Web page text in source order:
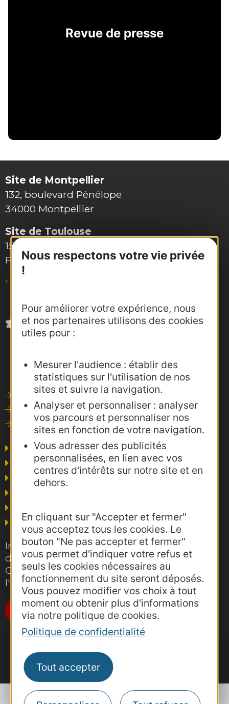
Nous respectons votre vie privée
!
Pour améliorer votre expérience, nous
et nos partenaires utilisons des cookies
utiles pour :
Mesurer l'audience : établir des
statistiques sur l'utilisation de nos
sites et suivre la navigation.
Analyser et personnaliser : analyser
vos parcours et personnaliser nos
sites en fonction de votre navigation.
Vous adresser des publicités
personnalisées, en lien avec vos
centres d'intérêts sur notre site et en
dehors.
En cliquant sur "Accepter et fermer"
vous acceptez tous les cookies. Le
bouton "Ne pas accepter et fermer"
vous permet d'indiquer votre refus et
seuls les cookies nécessaires au
fonctionnement du site seront déposés.
Vous pouvez modifier vos choix à tout
moment ou obtenir plus d'informations
via notre politique de cookies.
Politique de confidentialité
Tout accepter
Revue de presse
Site de Montpellier
132, boulevard Pénélope
34000 Montpellier
Site de Toulouse
15, rue Rivals – CS 78543
F-31685 Toulouse Cedex 6
Outils de communication
Photothèque
Consultations
Agence AD'OCC
Presse et influence
Voyagistes
Grand public
Inscrivez-vous gratuitement à la lettre
d'information pro de la destination
Occitanie pour suivre nos actions et
l'actualité du tourisme dans la région
Je m'abonne